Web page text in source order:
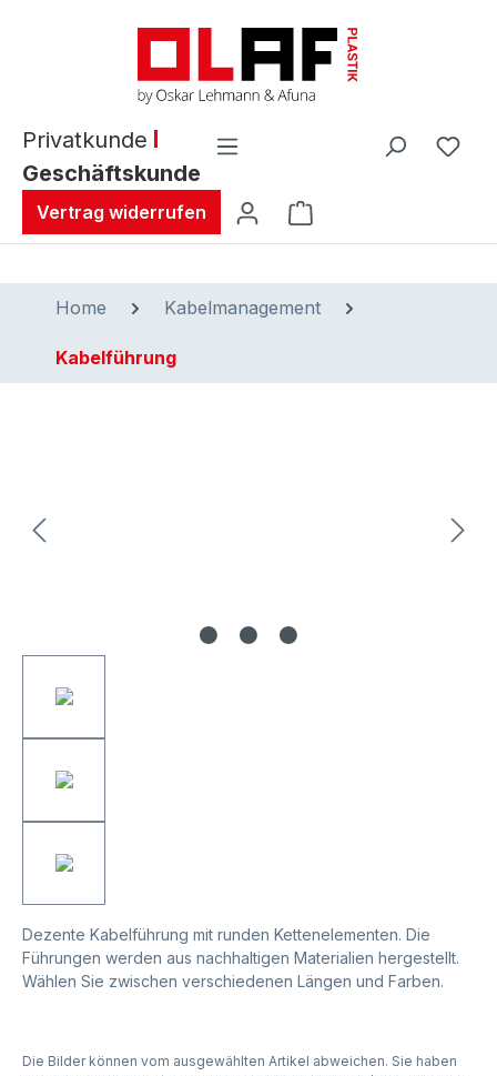
Privatkunde
Geschäftskunde
Vertrag widerrufen Warenkorb enthält
Home Kabelmanagement
Kabelführung
Dezente Kabelführung mit runden Kettenelementen. Die
Führungen werden aus nachhaltigen Materialien hergestellt.
Wählen Sie zwischen verschiedenen Längen und Farben.
Die Bilder können vom ausgewählten Artikel abweichen. Sie haben